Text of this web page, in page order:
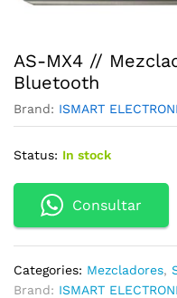
AS-MX4 //
Bluetooth
Brand: ISMART
Status: In stock
Consultar
Categories: Mezcladores,
Brand: ISMART